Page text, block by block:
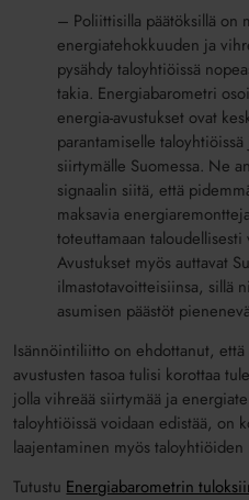
– Poliittisilla päätöksillä on
energiatehokkuuden ja
pysähdy taloyhtiöissä
takia. Energiabarometri
energia-avustukset ovat
parantamiselle
siirtymälle Suomessa. Ne
signaalin siitä, että
maksavia
toteuttamaan
Avustukset myös auttavat
ilmastotavoitteisiinsa, sillä
asumisen päästöt
Isännöintiliitto on ehdottanut,
avustusten tasoa tulisi korottaa
jolla vihreää siirtymää ja
taloyhtiöissä voidaan edistää, on
laajentaminen myös
Tutustu Energiabarometrin